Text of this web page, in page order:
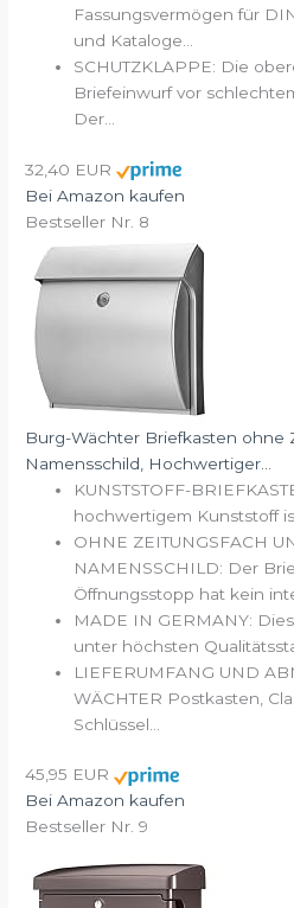
Fassungsvermögen für
und Kataloge...
SCHUTZKLAPPE: Die
Briefeinwurf vor
Der...
32,40 EUR
Bei Amazon kaufen
Bestseller Nr. 8
Burg-Wächter Briefkasten ohne
Namensschild, Hochwertiger...
KUNSTSTOFF-
hochwertigem Kunststoff
OHNE ZEITUNGSFACH
NAMENSSCHILD: Der
Öffnungsstopp hat kein
MADE IN GERMANY:
unter höchsten
LIEFERUMFANG UND
WÄCHTER Postkasten,
Schlüssel...
45,95 EUR
Bei Amazon kaufen
Bestseller Nr. 9